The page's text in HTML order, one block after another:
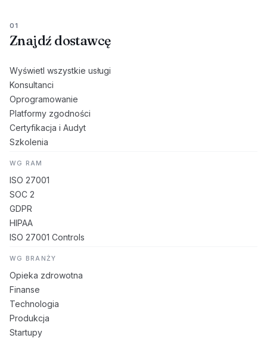
01
Znajdź dostawcę
Wyświetl wszystkie usługi
Konsultanci
Oprogramowanie
Platformy zgodności
Certyfikacja i Audyt
Szkolenia
WG RAM
ISO 27001
SOC 2
GDPR
HIPAA
ISO 27001 Controls
WG BRANŻY
Opieka zdrowotna
Finanse
Technologia
Produkcja
Startupy